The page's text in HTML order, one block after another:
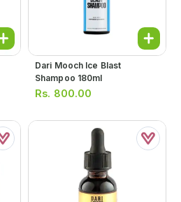
Dari Mooch Ice Blast
Shampoo 180ml
Rs. 800.00